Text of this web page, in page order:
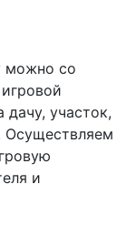
можно со
участок,
Осуществляем
и